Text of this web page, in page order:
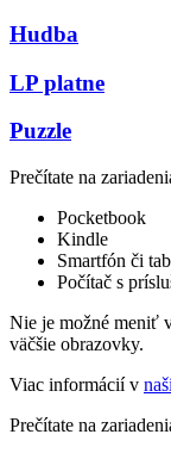
Hudba
LP platne
Puzzle
Prečítate na
Pocketbook
Kindle
Smartfón či
Počítač s
Nie je možné meniť
väčšie obrazovky.
Viac informácií v
Prečítate na